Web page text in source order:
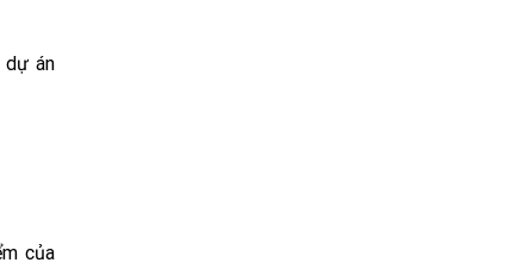
dự án
của